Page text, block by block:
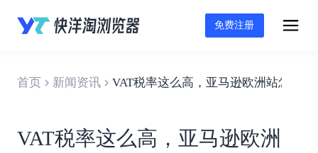
免费注册
首页 新闻资讯 VAT税率这么高，亚马逊欧洲站怎么
VAT税率这么高，亚马逊欧洲